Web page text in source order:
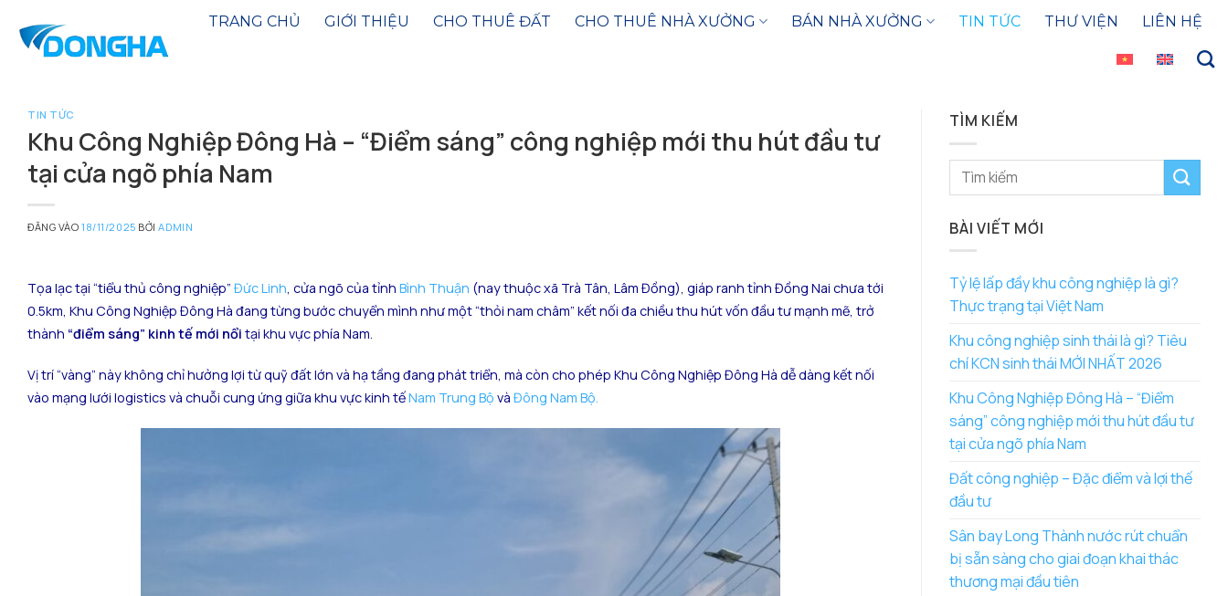
qua
TRANG CHỦ GIỚI THIỆU CHO THUÊ ĐẤT CHO THUÊ NHÀ XƯỞNG BÁN NHÀ XƯỞNG TIN TỨC THƯ VIỆN LIÊN HỆ
TIN TỨC
Khu Công Nghiệp Đông Hà – “Điểm sáng” công nghiệp mới thu hút đầu tư
tại cửa ngõ phía Nam
ĐĂNG VÀO18/11/2025 BỞIADMIN
Tọa lạc tại “tiểu thủ công nghiệp” Đức Linh , cửa ngõ của tỉnh Bình Thuận (nay thuộc xã Trà Tân, Lâm Đồng), giáp ranh tỉnh Đồng Nai chưa tới
0.5km, Khu Công Nghiệp Đông Hà đang từng bước chuyển mình như một “thỏi nam châm” kết nối đa chiều thu hút vốn đầu tư mạnh mẽ, trở
thành “điểm sáng” kinh tế mới nổi tại khu vực phía Nam.
Vị trí “vàng” này không chỉ hưởng lợi từ quỹ đất lớn và hạ tầng đang phát triển, mà còn cho phép Khu Công Nghiệp Đông Hà dễ dàng kết nối
vào mạng lưới logistics và chuỗi cung ứng giữa khu vực kinh tếNam Trung Bộ và Đông Nam Bộ.
TÌM KIẾM
BÀI VIẾT MỚI
Tỷ lệ lấp đầy khu công nghiệp là gì?
Thực trạng tại Việt Nam
Khu công nghiệp sinh thái là gì? Tiêu
chí KCN sinh thái MỚI NHẤT 2026
Khu Công Nghiệp Đông Hà – “Điểm
sáng” công nghiệp mới thu hút đầu tư
tại cửa ngõ phía Nam
Đất công nghiệp – Đặc điểm và lợi thế
đầu tư
Sân bay Long Thành nước rút chuẩn
bị sẵn sàng cho giai đoạn khai thác
thương mại đầu tiên